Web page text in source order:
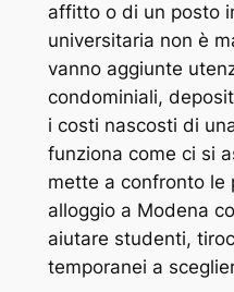
affitto o di un posto
universitaria non è
vanno aggiunte
condominiali,
i costi nascosti di
funziona come ci si
mette a confronto le
alloggio a Modena
aiutare studenti,
temporanei a